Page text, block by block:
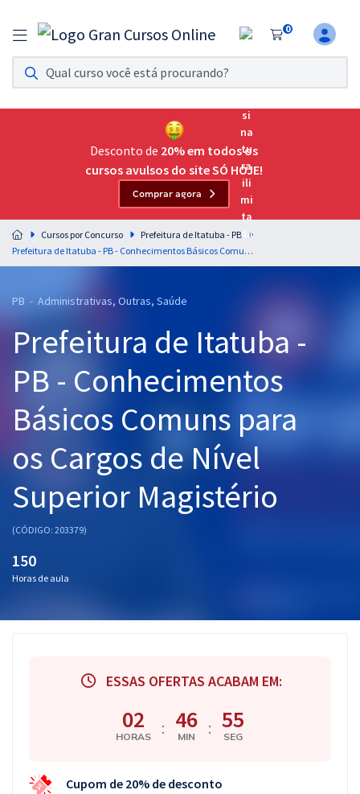
0
Assinatura Ilimitada 11
Acesso a todos os cursos. Teste grátis por 7 dias!
Assinatura OAB Até Passar
Acesso ilimitado a toda preparação para o Exame da
Residências Multiprofissionais
Preparação completa e intensiva para as principais
residências em saúde do Brasil
Cursos 20% OFF
Pós
Graduação
OAB
Questões grátis
Conteúdo gratuito
Aprovados
Desconto de 20% em todos os
cursos avulsos do site SÓ HOJE!
Comprar agora
Cursos por Concurso
Prefeitura de Itatuba - PB
Prefeitura de Itatuba - PB - Conhecimentos Básicos Comuns para os Cargos de Nível Superior Magistério
PB - Administrativas, Outras, Saúde
Prefeitura de Itatuba -
PB - Conhecimentos
Básicos Comuns para
os Cargos de Nível
Superior Magistério
(CÓDIGO: 203379)
150
Horas de aula
ESSAS OFERTAS ACABAM EM:
02
HORAS : 46
MIN : 55
SEG
Cupom de 20% de desconto